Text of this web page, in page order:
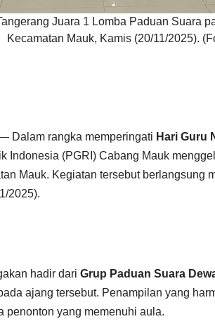
Juara 1 Lomba Paduan Suara
Kecamatan Mauk, Kamis (20/11/2025).
Dalam rangka memperingati Hari Guru
Indonesia (PGRI) Cabang Mauk
Mauk. Kegiatan tersebut berlangsung
2025).
hadir dari Grup Paduan Suara
ajang tersebut. Penampilan yang
penonton yang memenuhi aula.